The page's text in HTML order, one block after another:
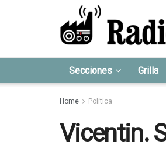
Secciones Grilla
Home Política
Vicentin.